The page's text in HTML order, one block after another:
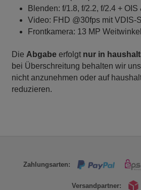
Blenden: f/1.8, f/2.2, f/2.4 +
Video: FHD @30fps mit VDIS-
Frontkamera: 13 MP
Die Abgabeerfolgt nur in
bei Überschreitung behalten wir
nicht anzunehmen oder auf
reduzieren.
Zahlungsarten:
Versandpartner: